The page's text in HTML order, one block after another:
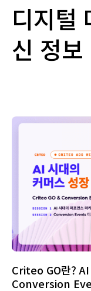
디지털
신 정보
Criteo GO란?
Conversion